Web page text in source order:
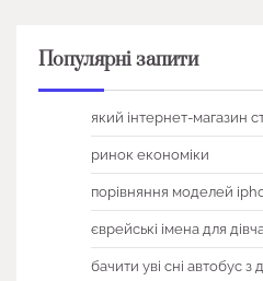
Популярні запити
який інтернет-магазин
ринок економіки
порівняння моделей
єврейські імена для
бачити уві сні автобус з